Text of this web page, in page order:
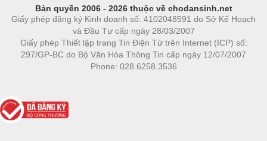
Bản quyền 2006 - 2026 thuộc về chodansinh.net
Giấy phép đăng ký Kinh doanh số: 4102048591 do Sở Kế Hoạch
và Đầu Tư cấp ngày 28/03/2007
Giấy phép Thiết lập trang Tin Điện Tử trên Internet (ICP) số:
297/GP-BC do Bộ Văn Hóa Thông Tin cấp ngày 12/07/2007
Phone: 028.6258.3536